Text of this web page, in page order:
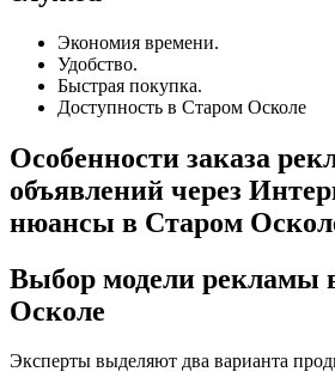
Экономия времени.
Удобство.
Быстрая покупка.
Доступность в Старом Осколе
Особенности заказа
объявлений через
нюансы в Старом
Выбор модели рекламы
Осколе
Эксперты выделяют два варианта